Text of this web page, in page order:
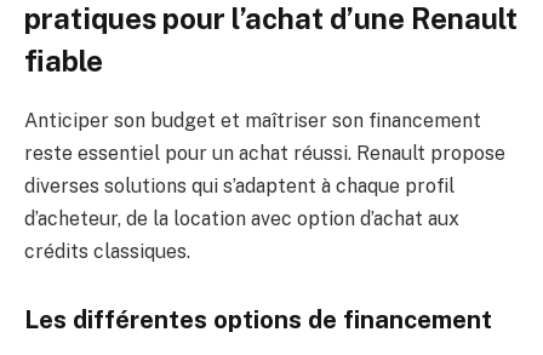
pratiques pour l’achat d’une Renault
fiable
Anticiper son budget et maîtriser son financement
reste essentiel pour un achat réussi. Renault propose
diverses solutions qui s’adaptent à chaque profil
d’acheteur, de la location avec option d’achat aux
crédits classiques.
Les différentes options de financement